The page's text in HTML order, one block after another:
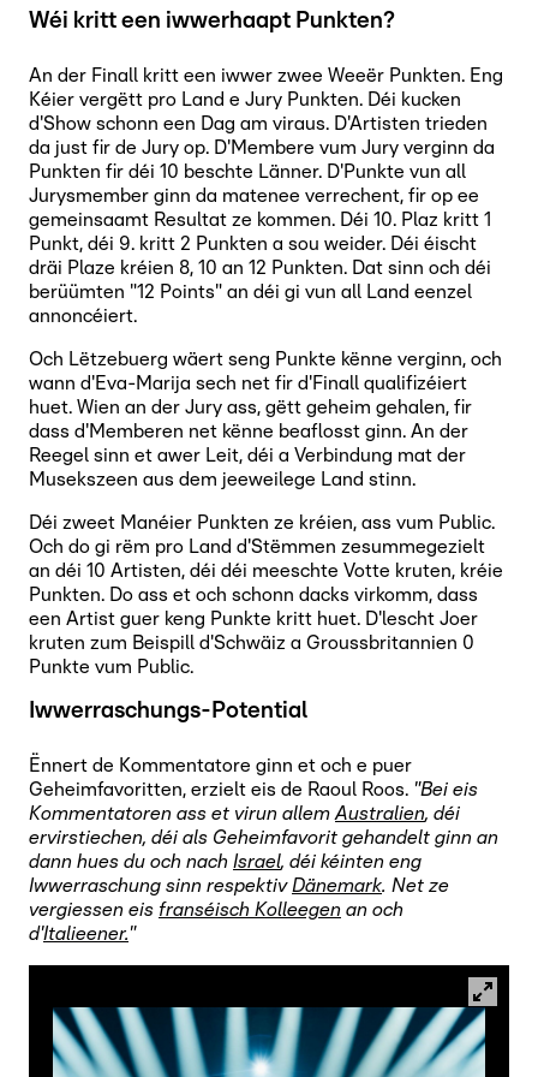
Wéi kritt een iwwerhaapt Punkten?
An der Finall kritt een iwwer zwee Weeër Punkten. Eng
Kéier vergëtt pro Land e Jury Punkten. Déi kucken
d'Show schonn een Dag am viraus. D'Artisten trieden
da just fir de Jury op. D'Membere vum Jury verginn da
Punkten fir déi 10 beschte Länner. D'Punkte vun all
Jurysmember ginn da matenee verrechent, fir op ee
gemeinsaamt Resultat ze kommen. Déi 10. Plaz kritt 1
Punkt, déi 9. kritt 2 Punkten a sou weider. Déi éischt
dräi Plaze kréien 8, 10 an 12 Punkten. Dat sinn och déi
berüümten "12 Points" an déi gi vun all Land eenzel
annoncéiert.
Och Lëtzebuerg wäert seng Punkte kënne verginn, och
wann d'Eva-Marija sech net fir d'Finall qualifizéiert
huet. Wien an der Jury ass, gëtt geheim gehalen, fir
dass d'Memberen net kënne beaflosst ginn. An der
Reegel sinn et awer Leit, déi a Verbindung mat der
Musekszeen aus dem jeeweilege Land stinn.
Déi zweet Manéier Punkten ze kréien, ass vum Public.
Och do gi rëm pro Land d'Stëmmen zesummegezielt
an déi 10 Artisten, déi déi meeschte Votte kruten, kréie
Punkten. Do ass et och schonn dacks virkomm, dass
een Artist guer keng Punkte kritt huet. D'lescht Joer
kruten zum Beispill d'Schwäiz a Groussbritannien 0
Punkte vum Public.
Iwwerraschungs-Potential
Ënnert de Kommentatore ginn et och e puer
Geheimfavoritten, erzielt eis de Raoul Roos. "Bei eis
Kommentatoren ass et virun allem Australien, déi
ervirstiechen, déi als Geheimfavorit gehandelt ginn an
dann hues du och nach Israel, déi kéinten eng
Iwwerraschung sinn respektiv Dänemark. Net ze
vergiessen eis franséisch Kolleegen an och
d'Italieener."